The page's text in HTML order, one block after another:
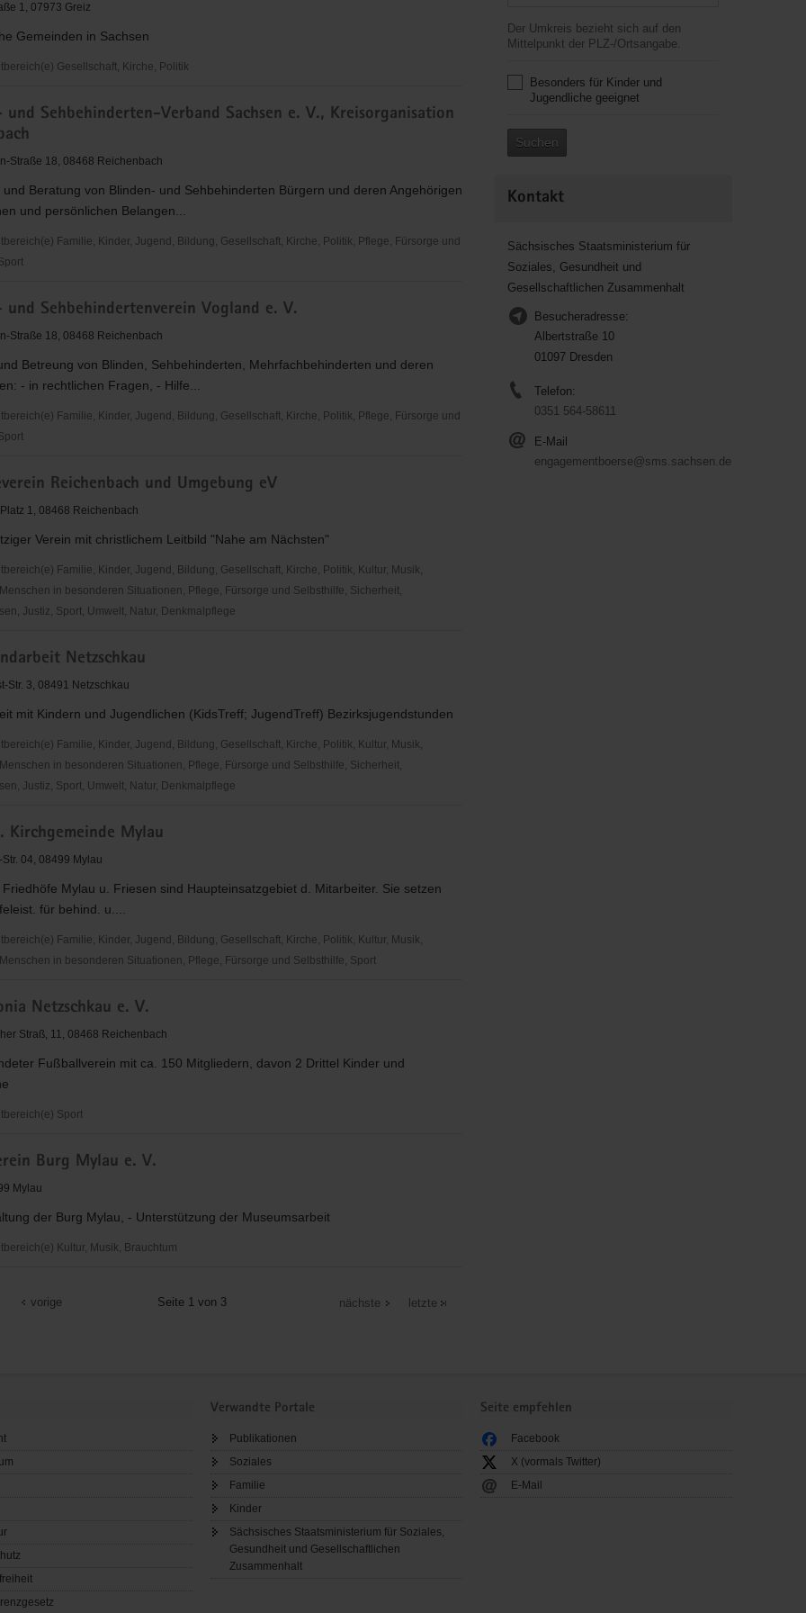
1, 07973 Greiz
Gemeinden in Sachsen
Gesellschaft, Kirche, Politik
und Sehbehinderten-Verband Sachsen e. V., Kreisorganisation
Straße 18, 08468 Reichenbach
und Beratung von Blinden- und Sehbehinderten Bürgern und deren Angehörigen
und persönlichen Belangen...
Familie, Kinder, Jugend, Bildung, Gesellschaft, Kirche, Politik, Pflege, Fürsorge und
und Sehbehindertenverein Vogland e. V.
Straße 18, 08468 Reichenbach
Betreung von Blinden, Sehbehinderten, Mehrfachbehinderten und deren
- in rechtlichen Fragen, - Hilfe...
Familie, Kinder, Jugend, Bildung, Gesellschaft, Kirche, Politik, Pflege, Fürsorge und
Reichenbach und Umgebung eV
1, 08468 Reichenbach
Verein mit christlichem Leitbild "Nahe am Nächsten"
Familie, Kinder, Jugend, Bildung, Gesellschaft, Kirche, Politik, Kultur, Musik,
in besonderen Situationen, Pflege, Fürsorge und Selbsthilfe, Sicherheit,
Justiz, Sport, Umwelt, Natur, Denkmalpflege
Netzschkau
Str. 3, 08491 Netzschkau
mit Kindern und Jugendlichen (KidsTreff; JugendTreff) Bezirksjugendstunden
Familie, Kinder, Jugend, Bildung, Gesellschaft, Kirche, Politik, Kultur, Musik,
in besonderen Situationen, Pflege, Fürsorge und Selbsthilfe, Sicherheit,
Justiz, Sport, Umwelt, Natur, Denkmalpflege
Kirchgemeinde Mylau
04, 08499 Mylau
Mylau u. Friesen sind Haupteinsatzgebiet d. Mitarbeiter. Sie setzen
für behind. u....
Familie, Kinder, Jugend, Bildung, Gesellschaft, Kirche, Politik, Kultur, Musik,
in besonderen Situationen, Pflege, Fürsorge und Selbsthilfe, Sport
Netzschkau e. V.
Straß, 11, 08468 Reichenbach
Fußballverein mit ca. 150 Mitgliedern, davon 2 Drittel Kinder und
Sport
Burg Mylau e. V.
Mylau
der Burg Mylau, - Unterstützung der Museumsarbeit
Kultur, Musik, Brauchtum
vorige Seite 1 von 3 nächste letzte
Der Umkreis bezieht sich auf den
Mittelpunkt der PLZ-/Ortsangabe.
Besonders für Kinder und
Jugendliche geeignet
Suchen
Kontakt
Sächsisches Staatsministerium für
Soziales, Gesundheit und
Gesellschaftlichen Zusammenhalt
Besucheradresse:
Albertstraße 10
01097 Dresden
Telefon:
0351 564-58611
E-Mail
engagementboerse@sms.sachsen.de
Verwandte Portale
Publikationen
Soziales
Familie
Kinder
Sächsisches Staatsministerium für Soziales,
Gesundheit und Gesellschaftlichen
Zusammenhalt
Seite empfehlen
Facebook
X (vormals Twitter)
E-Mail